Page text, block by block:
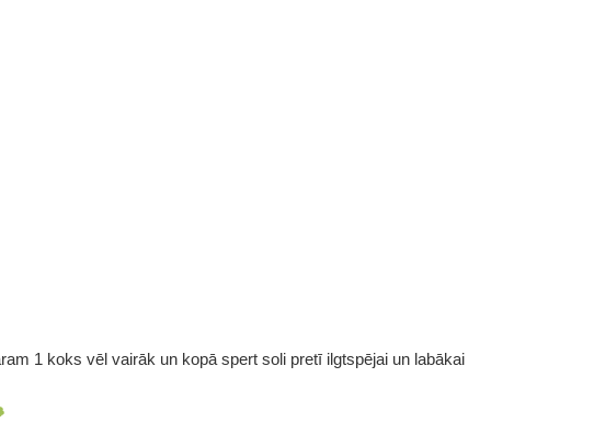
1 koks vēl vairāk un kopā spert soli pretī ilgtspējai un labākai